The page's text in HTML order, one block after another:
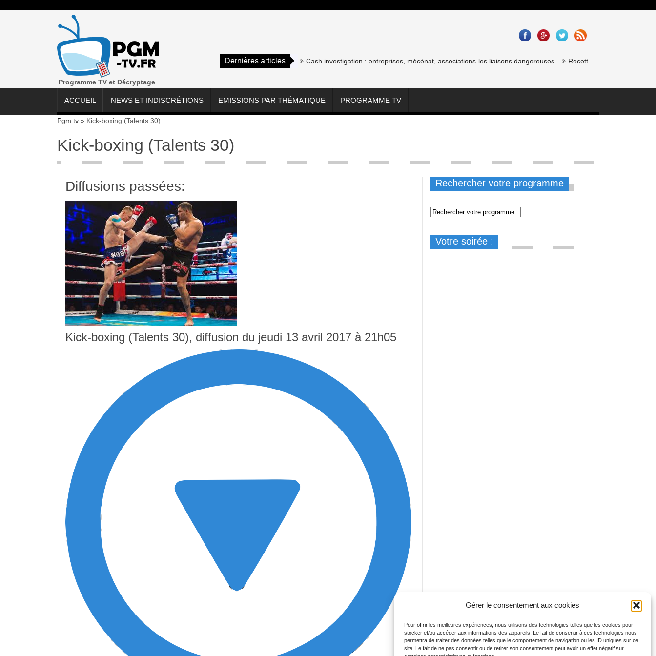
Gérer le consentement aux cookies
Pour offrir les meilleures expériences, nous utilisons des technologies telles que les cookies pour
stocker et/ou accéder aux informations des appareils. Le fait de consentir à ces technologies nous
permettra de traiter des données telles que le comportement de navigation ou les ID uniques sur ce
site. Le fait de ne pas consentir ou de retirer son consentement peut avoir un effet négatif sur
Programme TV et Décryptage
Dernières articles Cash investigation : entreprises, mécénat, associations-les liaisons dangereuses Recette saumon gravlax de
ACCUEIL NEWS ET INDISCRÉTIONS EMISSIONS PAR THÉMATIQUE PROGRAMME TV
Pgm tv » Kick-boxing (Talents 30)
Kick-boxing (Talents 30)
Diffusions passées:
Kick-boxing (Talents 30), diffusion du jeudi 13 avril 2017 à 21h05
Rechercher votre programme
Votre soirée :